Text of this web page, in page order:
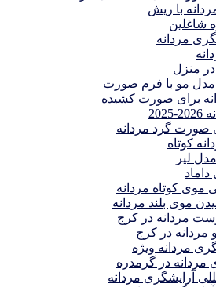
با ریش
شاغلین
مردانه
در منزل
مو با فرم صورت
برای صورت کشیده
صورت گرد مردانه
کوتاه
لیر
کوتاه مردانه
موی بلند مردانه
مردانه در کرج
در کرج
مردانه ویژه
مردانه در گرمدره
آرایشگری مردانه